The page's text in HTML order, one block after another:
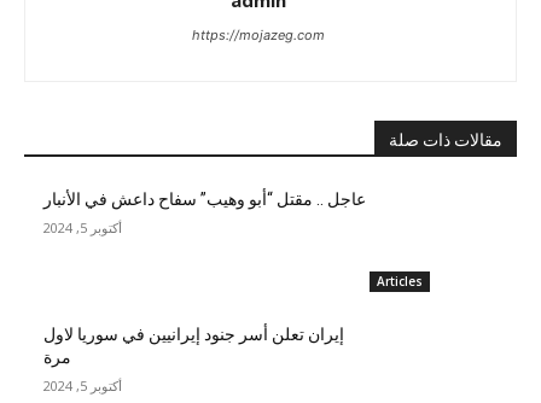
https://mojazeg.com
مقالات ذات صلة
Articles
عاجل .. مقتل “أبو وهيب” سفاح داعش في الأنبار
أكتوبر 5, 2024
إيران تعلن أسر جنود إيرانيين في سوريا لاول
مرة
أكتوبر 5, 2024